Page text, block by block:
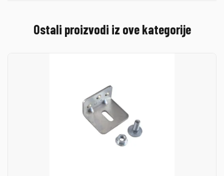
Ostali proizvodi iz ove kategorije